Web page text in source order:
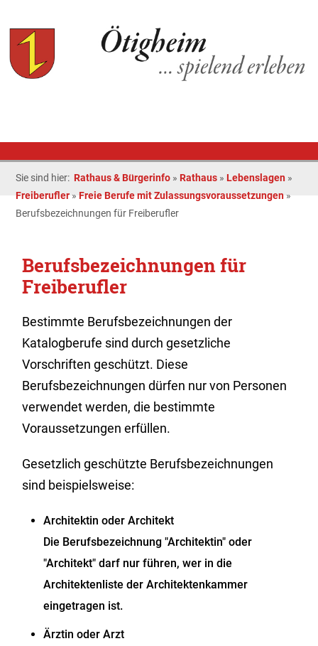
Sie sind hier: Rathaus & Bürgerinfo » Rathaus » Lebenslagen »
Freiberufler» Freie Berufe mit Zulassungsvoraussetzungen »
Berufsbezeichnungen für Freiberufler
Berufsbezeichnungen für
Freiberufler
Bestimmte Berufsbezeichnungen der
Katalogberufe sind durch gesetzliche
Vorschriften geschützt. Diese
Berufsbezeichnungen dürfen nur von Personen
verwendet werden, die bestimmte
Voraussetzungen erfüllen.
Gesetzlich geschützte Berufsbezeichnungen
sind beispielsweise:
Architektin oder Architekt
Die Berufsbezeichnung "Architektin" oder
"Architekt" darf nur führen, wer in die
Architektenliste der Architektenkammer
eingetragen ist.
Ärztin oder Arzt